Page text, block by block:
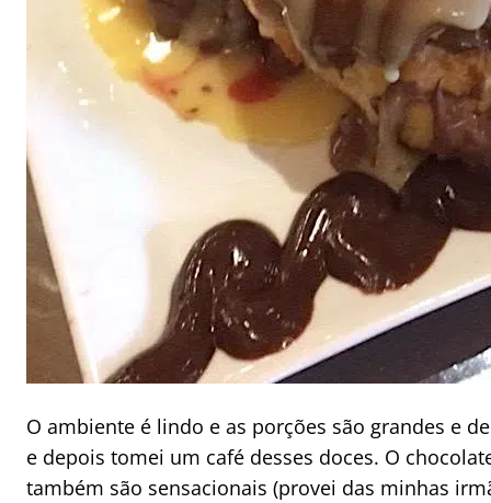
O ambiente é lindo e as porções são grandes e
e depois tomei um café desses doces. O
também são sensacionais (provei das minhas